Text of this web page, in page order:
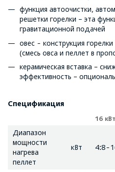
функция автоочистки,
решетки горелки – эта
гравитационной подачей
овес - конструкция
(смесь овса и пеллет в
керамическая вставка –
эффективность –
Спецификация
16 кВт
Диапазон
мощности
нагрева
пеллет
кВт 4:8-